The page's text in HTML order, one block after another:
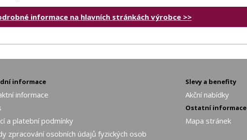
informace na hlavních stránkách výrobce >>
informace
informace
a platební podmínky
zpracování osobních údajů fyzických osob
Slevy a benefity
Akční nabídky
Ostatní informace
Mapa stránek